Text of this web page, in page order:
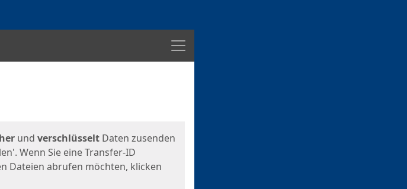
Menü
und verschlüsselt Daten zusenden
Wenn Sie eine Transfer-ID
Dateien abrufen möchten, klicken